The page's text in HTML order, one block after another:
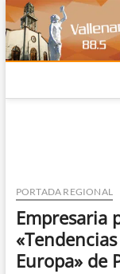
Saltar
al
contenido
PORTADA REGIONAL
Empresaria
Europa» de